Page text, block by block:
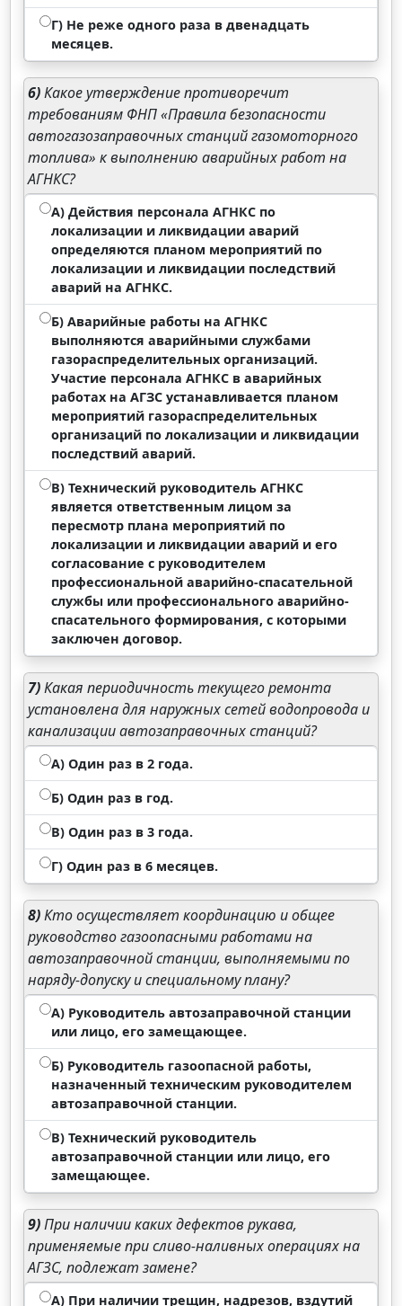
Г) Не реже одного раза в двенадцать
месяцев.
6)Какое утверждение противоречит
требованиям ФНП «Правила безопасности
автогазозаправочных станций газомоторного
топлива» к выполнению аварийных работ на
АГНКС?
А) Действия персонала АГНКС по
локализации и ликвидации аварий
определяются планом мероприятий по
локализации и ликвидации последствий
аварий на АГНКС.
Б) Аварийные работы на АГНКС
выполняются аварийными службами
газораспределительных организаций.
Участие персонала АГНКС в аварийных
работах на АГЗС устанавливается планом
мероприятий газораспределительных
организаций по локализации и ликвидации
последствий аварий.
В) Технический руководитель АГНКС
является ответственным лицом за
пересмотр плана мероприятий по
локализации и ликвидации аварий и его
согласование с руководителем
профессиональной аварийно-спасательной
службы или профессионального аварийно-
спасательного формирования, с которыми
заключен договор.
7)Какая периодичность текущего ремонта
установлена для наружных сетей водопровода и
канализации автозаправочных станций?
А) Один раз в 2 года.
Б) Один раз в год.
В) Один раз в 3 года.
Г) Один раз в 6 месяцев.
8)Кто осуществляет координацию и общее
руководство газоопасными работами на
автозаправочной станции, выполняемыми по
наряду-допуску и специальному плану?
А) Руководитель автозаправочной станции
или лицо, его замещающее.
Б) Руководитель газоопасной работы,
назначенный техническим руководителем
автозаправочной станции.
В) Технический руководитель
автозаправочной станции или лицо, его
замещающее.
9)При наличии каких дефектов рукава,
применяемые при сливо-наливных операциях на
АГЗС, подлежат замене?
А) При наличии трещин, надрезов, вздутий